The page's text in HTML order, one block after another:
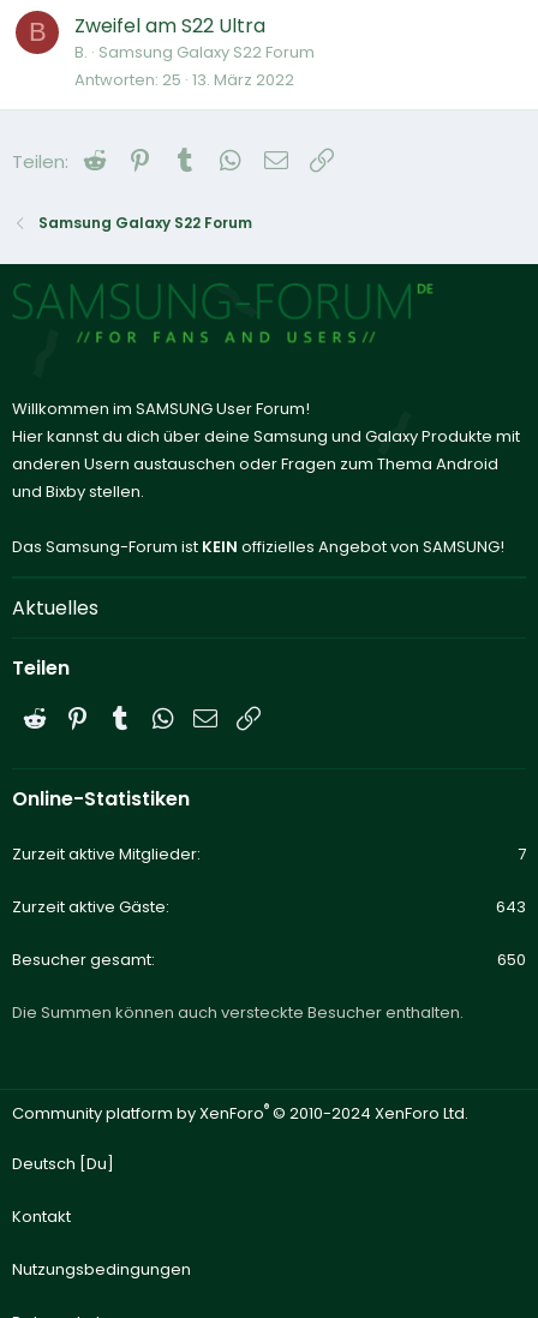
B Zweifel am S22 Ultra
B. Samsung Galaxy S22 Forum
Antworten 25 13. März 2022
Teilen: Reddit Pinterest
Tumblr WhatsApp
E-Mail
Samsung Galaxy S22 Forum
Willkommen im SAMSUNG User Forum!
Hier kannst du dich über deine Samsung und Galaxy Produkte mit
anderen Usern austauschen oder Fragen zum Thema Android
und Bixby stellen.
Das Samsung-Forum ist KEIN offizielles Angebot von SAMSUNG!
Aktuelles
Teilen
Reddit PinterestTumblrWhatsApp
E-Mail
Online-Statistiken
Zurzeit aktive Mitglieder 7
Zurzeit aktive Gäste 643
Besucher gesamt 650
Die Summen können auch versteckte Besucher enthalten.
Community platform by XenForo® © 2010-2024 XenForo Ltd.
Deutsch [Du]
Kontakt
Nutzungsbedingungen